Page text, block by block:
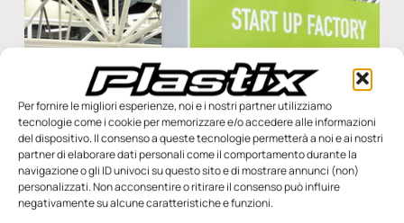
Per fornire le migliori esperienze, noi e i nostri partner utilizziamo
tecnologie come i cookie per memorizzare e/o accedere alle informazioni
del dispositivo. Il consenso a queste tecnologie permetterà a noi e ai nostri
partner di elaborare dati personali come il comportamento durante la
navigazione o gli ID univoci su questo sito e di mostrare annunci (non)
personalizzati. Non acconsentire o ritirare il consenso può influire
negativamente su alcune caratteristiche e funzioni.